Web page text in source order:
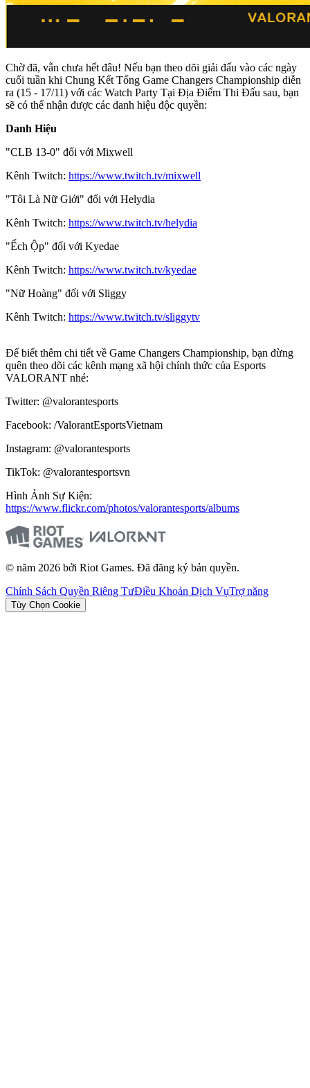
Chờ đã, vẫn chưa hết đâu! Nếu bạn theo dõi giải đấu vào các ngày
cuối tuần khi Chung Kết Tổng Game Changers Championship diễn
ra (15 - 17/11) với các Watch Party Tại Địa Điểm Thi Đấu sau, bạn
sẽ có thể nhận được các danh hiệu độc quyền:
Danh Hiệu
"CLB 13-0" đối với Mixwell
Kênh Twitch: https://www.twitch.tv/mixwell
"Tôi Là Nữ Giới" đối với Helydia
Kênh Twitch: https://www.twitch.tv/helydia
"Ếch Ộp" đối với Kyedae
Kênh Twitch: https://www.twitch.tv/kyedae
"Nữ Hoàng" đối với Sliggy
Kênh Twitch: https://www.twitch.tv/sliggytv
Để biết thêm chi tiết về Game Changers Championship, bạn đừng
quên theo dõi các kênh mạng xã hội chính thức của Esports
VALORANT nhé:
Twitter: @valorantesports
Facebook: /ValorantEsportsVietnam
Instagram: @valorantesports
TikTok: @valorantesportsvn
Hình Ảnh Sự Kiện:
https://www.flickr.com/photos/valorantesports/albums
© năm 2026 bởi Riot Games. Đã đăng ký bản quyền.
Chính Sách Quyền Riêng TưĐiều Khoản Dịch VụTrợ năng
Tùy Chọn Cookie